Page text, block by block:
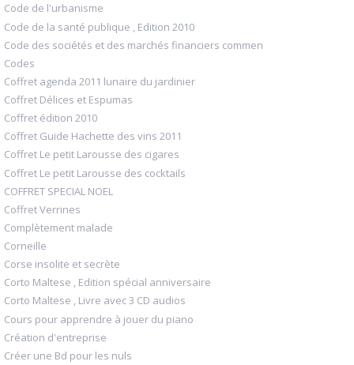
Code de l'urbanisme
Code de la santé publique , Edition 2010
Code des sociétés et des marchés financiers commen
Codes
Coffret agenda 2011 lunaire du jardinier
Coffret Délices et Espumas
Coffret édition 2010
Coffret Guide Hachette des vins 2011
Coffret Le petit Larousse des cigares
Coffret Le petit Larousse des cocktails
COFFRET SPECIAL NOEL
Coffret Verrines
Complètement malade
Corneille
Corse insolite et secrète
Corto Maltese , Edition spécial anniversaire
Corto Maltese , Livre avec 3 CD audios
Cours pour apprendre à jouer du piano
Création d'entreprise
Créer une Bd pour les nuls